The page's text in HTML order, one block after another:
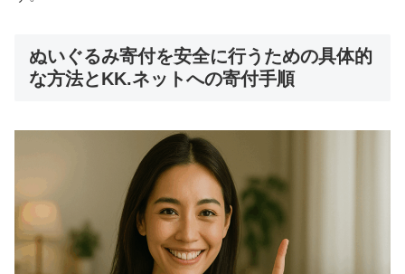
ぬいぐるみ寄付を安全に行うための具体的
な方法とKK.ネットへの寄付手順